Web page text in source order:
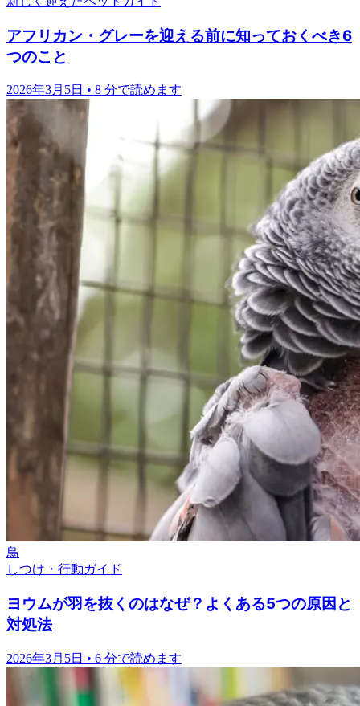
アフリカン・グレーを迎える前に知っておくべき6
つのこと
2026年3月5日 • 8 分で読めます
鳥
しつけ・行動ガイド
ヨウムが羽を抜くのはなぜ？よくある5つの原因と
対処法
2026年3月5日 • 6 分で読めます